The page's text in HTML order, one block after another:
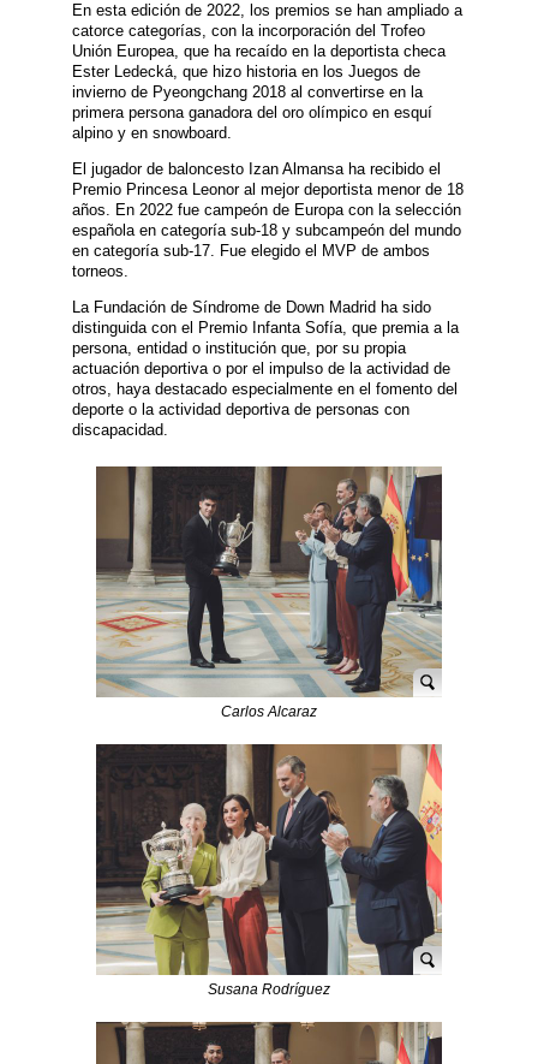
En esta edición de 2022, los premios se han ampliado a
catorce categorías, con la incorporación del Trofeo
Unión Europea, que ha recaído en la deportista checa
Ester Ledecká, que hizo historia en los Juegos de
invierno de Pyeongchang 2018 al convertirse en la
primera persona ganadora del oro olímpico en esquí
alpino y en snowboard.
El jugador de baloncesto Izan Almansa ha recibido el
Premio Princesa Leonor al mejor deportista menor de 18
años. En 2022 fue campeón de Europa con la selección
española en categoría sub-18 y subcampeón del mundo
en categoría sub-17. Fue elegido el MVP de ambos
torneos.
La Fundación de Síndrome de Down Madrid ha sido
distinguida con el Premio Infanta Sofía, que premia a la
persona, entidad o institución que, por su propia
actuación deportiva o por el impulso de la actividad de
otros, haya destacado especialmente en el fomento del
deporte o la actividad deportiva de personas con
discapacidad.
Carlos Alcaraz
Susana Rodríguez